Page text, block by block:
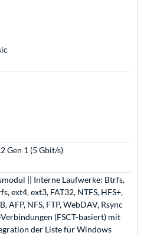
Gen 1 (5 Gbit/s)
|| Interne Laufwerke: Btrfs,
ext4, ext3, FAT32, NTFS, HFS+,
AFP, NFS, FTP, WebDAV, Rsync
(FSCT-basiert) mit
der Liste für Windows